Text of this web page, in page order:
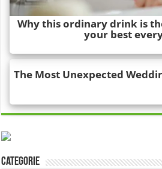
Categorie